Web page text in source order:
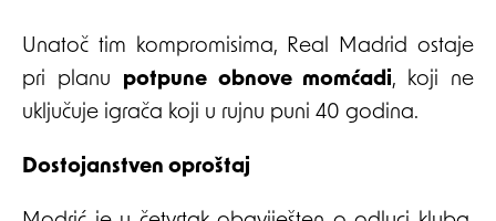
Unatoč tim kompromisima, Real Madrid ostaje
pri planu potpune obnove momćadi, koji ne
uključuje igrača koji u rujnu puni 40 godina.
Dostojanstven oproštaj